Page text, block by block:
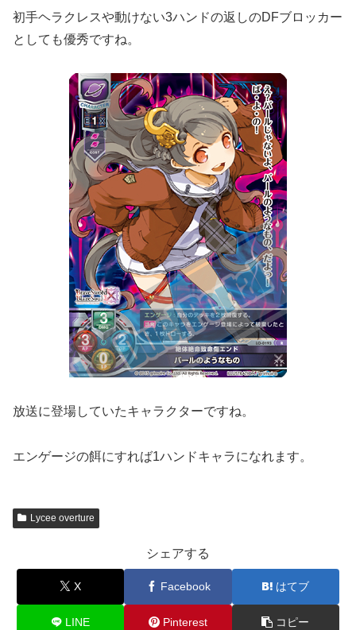
初手ヘラクレスや動けない3ハンドの返しのDFブロッカー
としても優秀ですね。
放送に登場していたキャラクターですね。
エンゲージの餌にすれば1ハンドキャラになれます。
Lycee overture
シェアする
X Facebook はてブ
LINE Pinterest コピー